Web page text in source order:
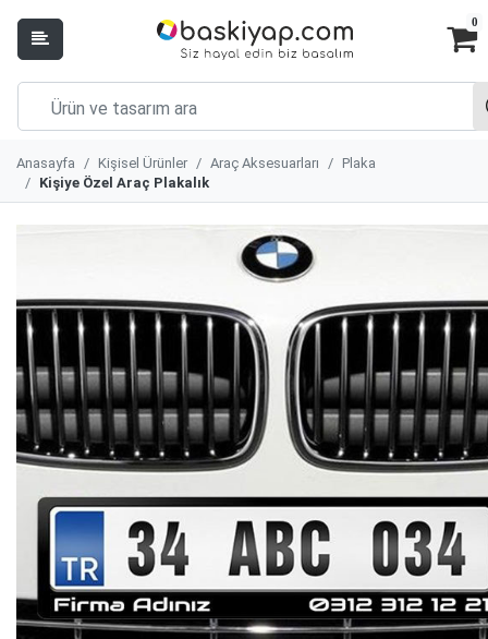
0
Anasayfa Kişisel Ürünler Araç Aksesuarları
Plaka
Kişiye Özel Araç Plakalık